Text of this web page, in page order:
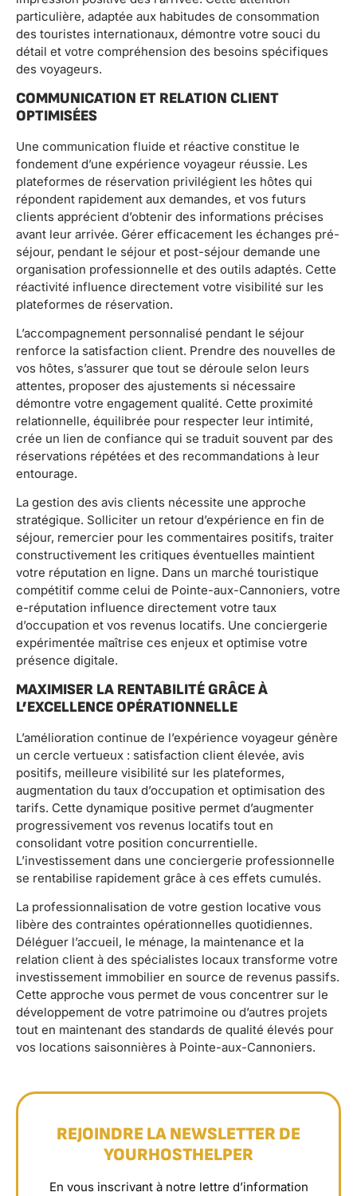
particulière, adaptée aux habitudes de consommation
des touristes internationaux, démontre votre souci du
détail et votre compréhension des besoins spécifiques
des voyageurs.
COMMUNICATION ET RELATION CLIENT
OPTIMISÉES
Une communication fluide et réactive constitue le
fondement d’une expérience voyageur réussie. Les
plateformes de réservation privilégient les hôtes qui
répondent rapidement aux demandes, et vos futurs
clients apprécient d’obtenir des informations précises
avant leur arrivée. Gérer efficacement les échanges pré-
séjour, pendant le séjour et post-séjour demande une
organisation professionnelle et des outils adaptés. Cette
réactivité influence directement votre visibilité sur les
plateformes de réservation.
L’accompagnement personnalisé pendant le séjour
renforce la satisfaction client. Prendre des nouvelles de
vos hôtes, s’assurer que tout se déroule selon leurs
attentes, proposer des ajustements si nécessaire
démontre votre engagement qualité. Cette proximité
relationnelle, équilibrée pour respecter leur intimité,
crée un lien de confiance qui se traduit souvent par des
réservations répétées et des recommandations à leur
entourage.
La gestion des avis clients nécessite une approche
stratégique. Solliciter un retour d’expérience en fin de
séjour, remercier pour les commentaires positifs, traiter
constructivement les critiques éventuelles maintient
votre réputation en ligne. Dans un marché touristique
compétitif comme celui de Pointe-aux-Cannoniers, votre
e-réputation influence directement votre taux
d’occupation et vos revenus locatifs. Une conciergerie
expérimentée maîtrise ces enjeux et optimise votre
présence digitale.
MAXIMISER LA RENTABILITÉ GRÂCE À
L’EXCELLENCE OPÉRATIONNELLE
L’amélioration continue de l’expérience voyageur génère
un cercle vertueux : satisfaction client élevée, avis
positifs, meilleure visibilité sur les plateformes,
augmentation du taux d’occupation et optimisation des
tarifs. Cette dynamique positive permet d’augmenter
progressivement vos revenus locatifs tout en
consolidant votre position concurrentielle.
L’investissement dans une conciergerie professionnelle
se rentabilise rapidement grâce à ces effets cumulés.
La professionnalisation de votre gestion locative vous
libère des contraintes opérationnelles quotidiennes.
Déléguer l’accueil, le ménage, la maintenance et la
relation client à des spécialistes locaux transforme votre
investissement immobilier en source de revenus passifs.
Cette approche vous permet de vous concentrer sur le
développement de votre patrimoine ou d’autres projets
tout en maintenant des standards de qualité élevés pour
vos locations saisonnières à Pointe-aux-Cannoniers.
REJOINDRE LA NEWSLETTER DE
YOURHOSTHELPER
En vous inscrivant à notre lettre d’information